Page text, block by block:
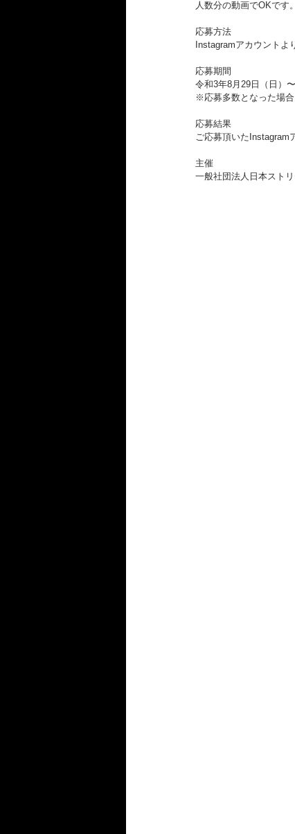
人数分の動画でOKです。
応募方法
Instagramアカウント
応募期間
令和3年8月29日（日）
※応募多数となった場合
応募結果
ご応募頂いたInstagram
主催
一般社団法人日本スト